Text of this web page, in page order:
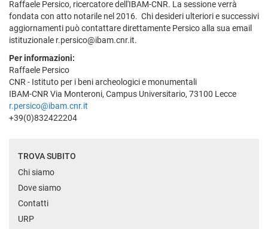
Raffaele Persico, ricercatore dell'IBAM-CNR. La sessione verrà
fondata con atto notarile nel 2016. Chi desideri ulteriori e successivi
aggiornamenti può contattare direttamente Persico alla sua email
istituzionale r.persico@ibam.cnr.it.
Per informazioni:
Raffaele Persico
CNR - Istituto per i beni archeologici e monumentali
IBAM-CNR Via Monteroni, Campus Universitario, 73100 Lecce
r.persico@ibam.cnr.it
+39(0)832422204
TROVA SUBITO
Chi siamo
Dove siamo
Contatti
URP